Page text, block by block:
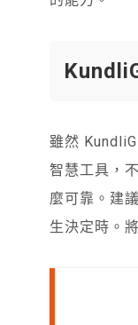
雖然
智慧工具，
麼可靠。建
生決定時。